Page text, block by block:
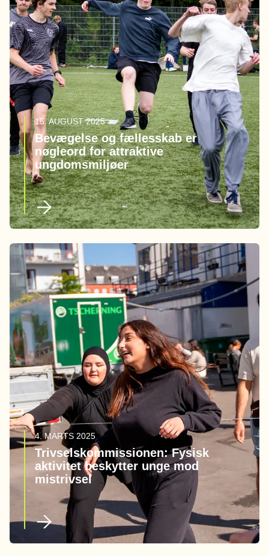
15. AUGUST 2025
Bevægelse og fællesskab er
nøgleord for attraktive
ungdomsmiljøer
4. MARTS 2025
Trivselskommissionen: Fysisk
aktivitet beskytter unge mod
mistrivsel